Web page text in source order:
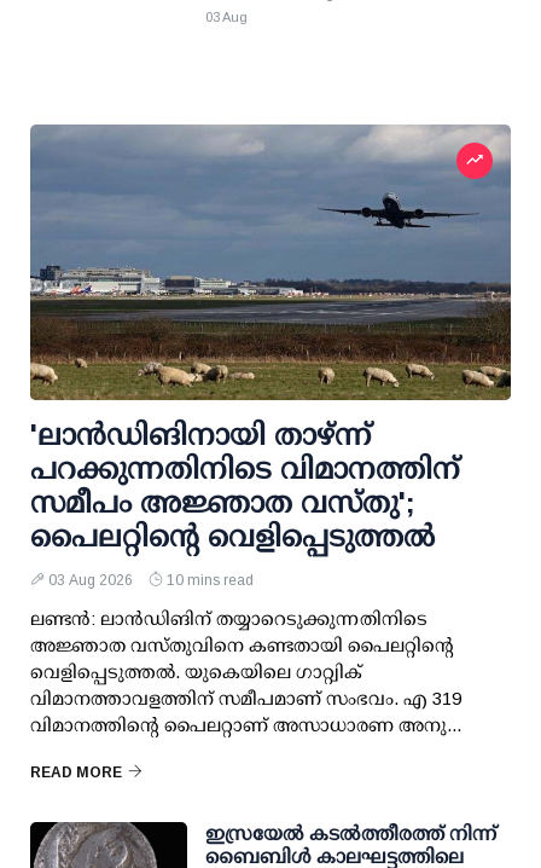
03 Aug
'ലാന്‍ഡിങിനായി താഴ്ന്ന്
പറക്കുന്നതിനിടെ വിമാനത്തിന്
സമീപം അജ്ഞാത വസ്തു';
പൈലറ്റിന്റെ വെളിപ്പെടുത്തല്‍
03 Aug 2026 10 mins read
ലണ്ടന്‍: ലാന്‍ഡിങിന് തയ്യാറെടുക്കുന്നതിനിടെ
അജ്ഞാത വസ്തുവിനെ കണ്ടതായി പൈലറ്റിന്റെ
വെളിപ്പെടുത്തല്‍. യുകെയിലെ ഗാറ്റ്വിക്
വിമാനത്താവളത്തിന് സമീപമാണ് സംഭവം. എ 319
വിമാനത്തിന്റെ പൈലറ്റാണ് അസാധാരണ അനു...
READ MORE
ഇസ്രയേൽ കടൽത്തീരത്ത് നിന്ന്
ബൈബിൾ കാലഘട്ടത്തിലെ